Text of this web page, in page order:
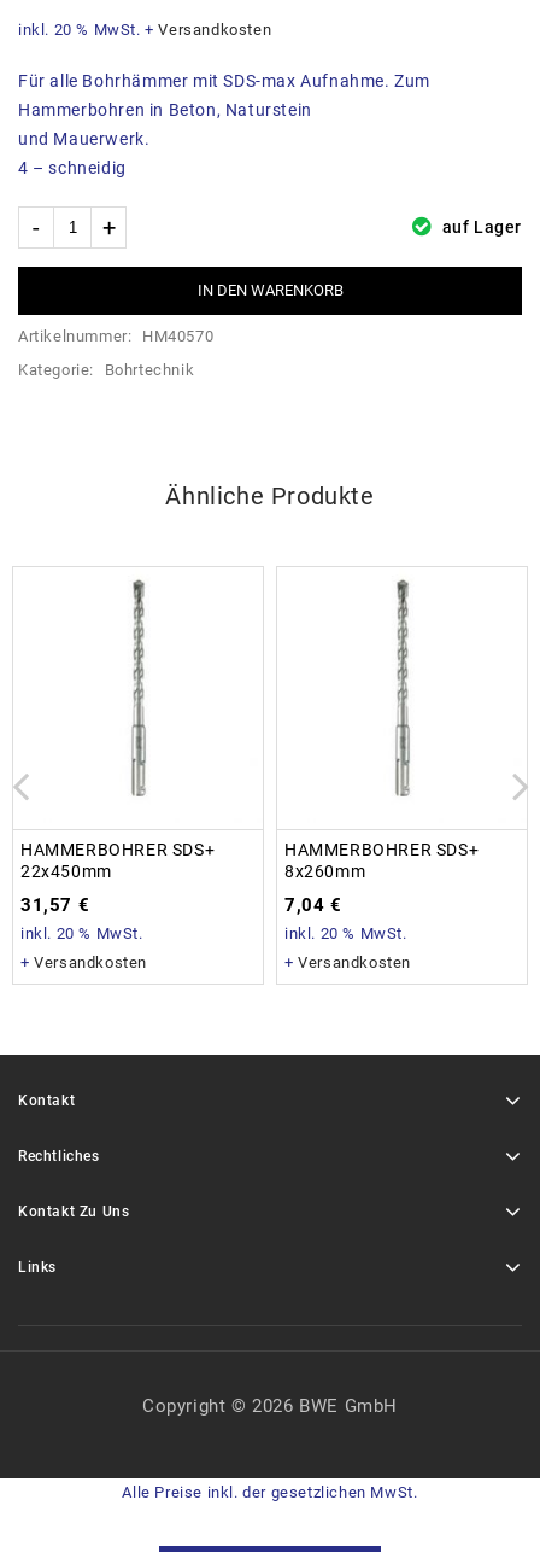
inkl. 20 % MwSt. +Versandkosten
Für alle Bohrhämmer mit SDS-max Aufnahme. Zum
Hammerbohren in Beton, Naturstein
und Mauerwerk.
4 – schneidig
auf Lager
IN DEN WARENKORB
Artikelnummer:
HM40570
Kategorie:
Bohrtechnik
Ähnliche Produkte
HAMMERBOHRER SDS+
22x450mm
31,57 €
inkl. 20 % MwSt.
+Versandkosten
HAMMERBOHRER SDS+
8x260mm
7,04 €
inkl. 20 % MwSt.
+Versandkosten
Kontakt
Rechtliches
Kontakt Zu Uns
Links
Copyright © 2026 BWE GmbH
Alle Preise inkl. der gesetzlichen MwSt.